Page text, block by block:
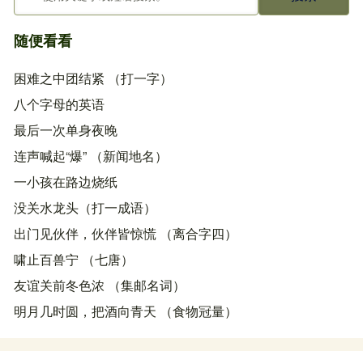
随便看看
困难之中团结紧 （打一字）
八个字母的英语
最后一次单身夜晚
连声喊起“爆” （新闻地名）
一小孩在路边烧纸
没关水龙头（打一成语）
出门见伙伴，伙伴皆惊慌 （离合字四）
啸止百兽宁 （七唐）
友谊关前冬色浓 （集邮名词）
明月几时圆，把酒向青天 （食物冠量）